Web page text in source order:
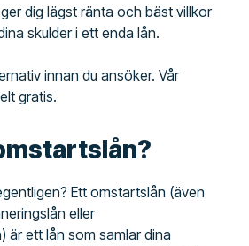
dig lägst ränta och bäst villkor
skulder i ett enda lån.
innan du ansöker. Vår
gratis.
Ett omstartslån (även
eller
är ett lån som samlar dina